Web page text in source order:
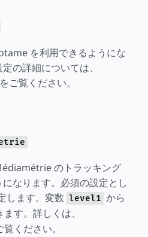
を利用できるようにな
の詳細については、
をご覧ください。
のトラッキング
なります。必須の設定とし
します。変数 level1 から
す。詳しくは、
覧ください。